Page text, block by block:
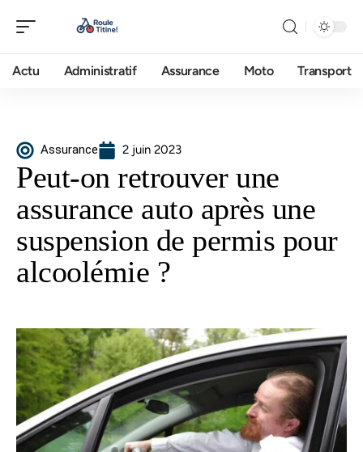
Actu Administratif Assurance Moto Transport
Assurance 2 juin 2023
Peut-on retrouver une
assurance auto après une
suspension de permis pour
alcoolémie ?